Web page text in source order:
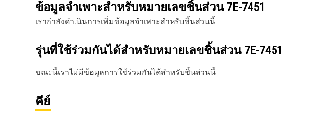
ข้อมูลจำเพาะสำหรับหมายเลขชิ้นส่วน 7E-7451
เรากำลังดำเนินการเพิ่มข้อมูลจำเพาะสำหรับชิ้นส่วนนี้
รุ่นที่ใช้ร่วมกันได้สำหรับหมายเลขชิ้นส่วน 7E-7451
ขณะนี้เราไม่มีข้อมูลการใช้ร่วมกันได้สำหรับชิ้นส่วนนี้
คีย์